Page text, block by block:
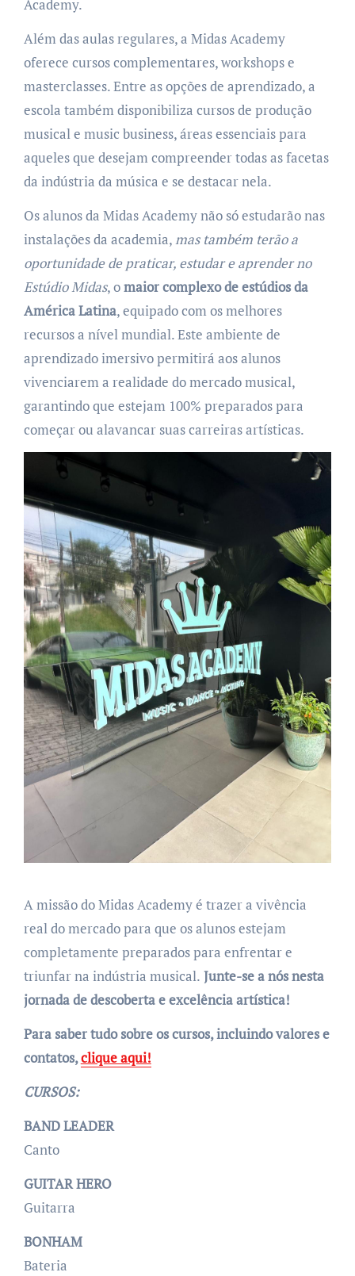
Academy.
Além das aulas regulares, a Midas Academy
oferece cursos complementares, workshops e
masterclasses. Entre as opções de aprendizado, a
escola também disponibiliza cursos de produção
musical e music business, áreas essenciais para
aqueles que desejam compreender todas as facetas
da indústria da música e se destacar nela.
Os alunos da Midas Academy não só estudarão nas
instalações da academia,mas também terão a
oportunidade de praticar, estudar e aprender no
Estúdio Midas, omaior complexo de estúdios da
América Latina, equipado com os melhores
recursos a nível mundial. Este ambiente de
aprendizado imersivo permitirá aos alunos
vivenciarem a realidade do mercado musical,
garantindo que estejam 100% preparados para
começar ou alavancar suas carreiras artísticas.
A missão do Midas Academy é trazer a vivência
real do mercado para que os alunos estejam
completamente preparados para enfrentar e
triunfar na indústria musical. Junte-se a nós nesta
jornada de descoberta e excelência artística!
Para saber tudo sobre os cursos, incluindo valores e
contatos,clique aqui!
CURSOS:
BAND LEADER
Canto
GUITARHERO
Guitarra
BONHAM
Bateria